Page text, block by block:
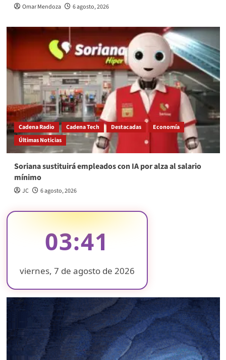
Omar Mendoza 6 agosto, 2026
Cadena Radio Cadena Tech Destacadas
Economía
Últimas Noticias
Soriana sustituirá empleados con IA por alza al salario
mínimo
JC 6 agosto, 2026
03:41
viernes, 7 de agosto de 2026
❄
❄
❄
❄
❄
❄